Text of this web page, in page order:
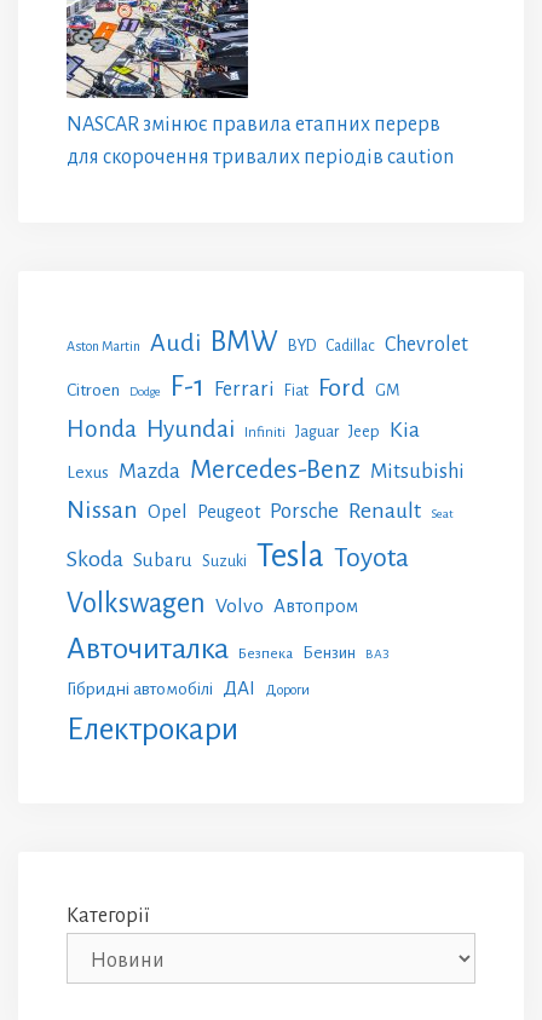
NASCAR змінює правила етапних перерв
для скорочення тривалих періодів caution
Aston Martin Audi BMW BYD Cadillac Chevrolet
Citroen Dodge F-1 Ferrari Fiat Ford GM
Honda Hyundai Infiniti Jaguar Jeep Kia
Lexus Mazda Mercedes-Benz Mitsubishi
Nissan Opel Peugeot Porsche Renault Seat
Skoda Subaru Suzuki Tesla Toyota
Volkswagen Volvo Автопром
Авточиталка Безпека Бензин ВАЗ
Гібридні автомобілі ДАІ Дороги
Електрокари
Категорії